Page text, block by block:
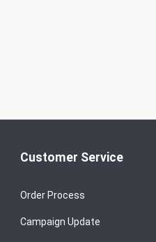
Customer Service
Order Process
Campaign Update